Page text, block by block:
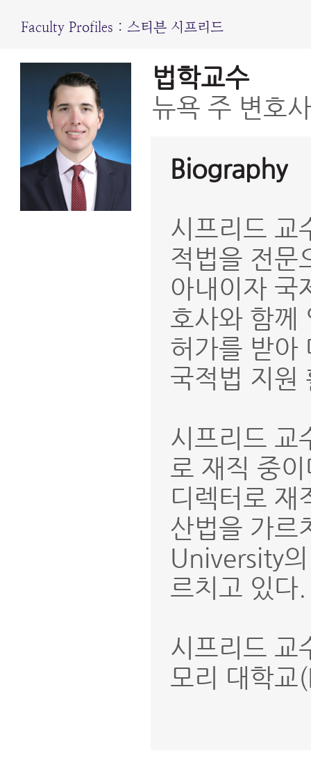
Faculty Profiles : 스티븐 시프리드
법학교수
뉴욕 주 변호
Biography
시프리드 교
적법을 전문
아내이자 국
호사와 함께
허가를 받아
국적법 지원
시프리드 교
로 재직 중
디렉터로 재
산법을 가르
University
르치고 있다.
시프리드 교
모리 대학교